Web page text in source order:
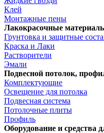
Клей
Монтажные пены
Лакокрасочные
Грунтовка и защитные
Краска и Лаки
Растворители
Эмали
Подвесной потолок,
Комплектующие
Освещение для потолка
Подвесная система
Потолочные плиты
Профиль
Оборудование и средства